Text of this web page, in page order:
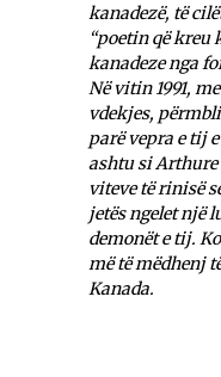
kanadezë, të
“poetin që
kanadeze nga
Në vitin 1991,
vdekjes,
parë vepra e tij
ashtu si
viteve të rinisë
jetës ngelet një
demonët e tij.
më të mëdhenj
Kanada.